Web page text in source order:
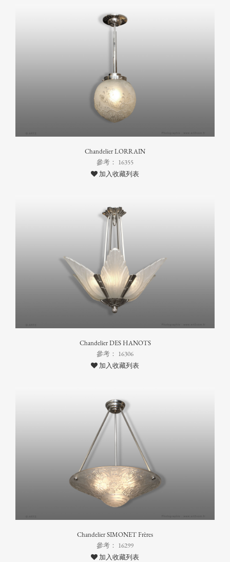
Chandelier LORRAIN
參考： 16355
加入收藏列表
Chandelier DES HANOTS
參考： 16306
加入收藏列表
Chandelier SIMONET Frères
參考： 16299
加入收藏列表